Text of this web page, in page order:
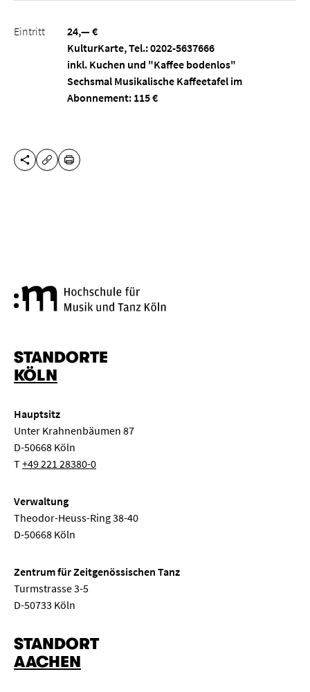
Eintritt
24,— €
KulturKarte, Tel.: 0202-5637666
inkl. Kuchen und "Kaffee bodenlos"
Sechsmal Musikalische Kaffeetafel im
Abonnement: 115 €
DIESE SEITE TEILEN
URL KOPIEREN
DRUCKEN
STANDORTE
KÖLN
Hauptsitz
Unter Krahnenbäumen 87
D-50668 Köln
T+49 221 28380-0
Verwaltung
Theodor-Heuss-Ring 38-40
D-50668 Köln
Zentrum für Zeitgenössischen Tanz
Turmstrasse 3-5
D-50733 Köln
STANDORT
AACHEN